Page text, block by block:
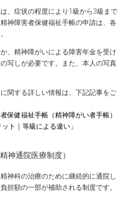
、症状の程度により1級から3級まで
神障害者保健福祉手帳の申請は、各
、精神障がいによる障害年金を受け
写しが必要です。また、本人の写真
関する詳しい情報は、下記記事をご
者保健福祉手帳（精神障がい者手帳）
ト｜等級による違い」
神通院医療制度）
神科の治療のために継続的に通院し
担額の一部が補助される制度です。